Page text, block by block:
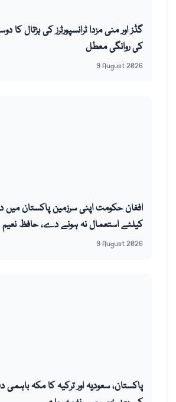
گڈز اور منی مزدا ٹرانسپورٹرز کی ہڑتال کا
کی روانگی معطل
9 August 2026
افغان حکومت اپنی سرزمین پاکستان
کیلئے استعمال نہ ہونے دے، حافظ نعیم
9 August 2026
پاکستان، سعودیہ اور ترکیہ کا مکہ